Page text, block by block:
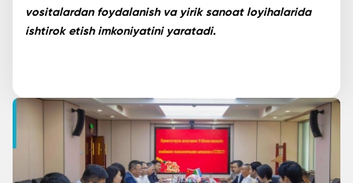
vositalardan foydalanish va yirik sanoat loyihalarida
ishtirok etish imkoniyatini yaratadi.